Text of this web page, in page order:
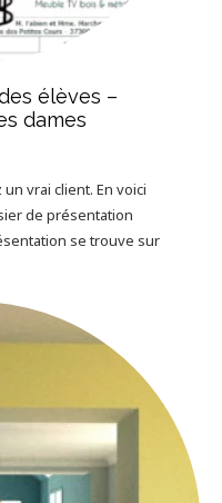
élèves –
dames
vrai client. En voici
de présentation
se trouve sur